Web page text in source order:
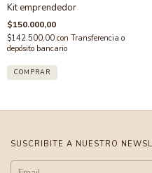
Kit emprendedor
$150.000,00
$142.500,00 con Transferencia o
depósito bancario
SUSCRIBITE A NUESTRO